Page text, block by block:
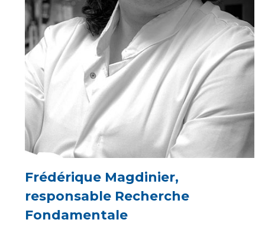
Frédérique Magdinier,
responsable Recherche
Fondamentale